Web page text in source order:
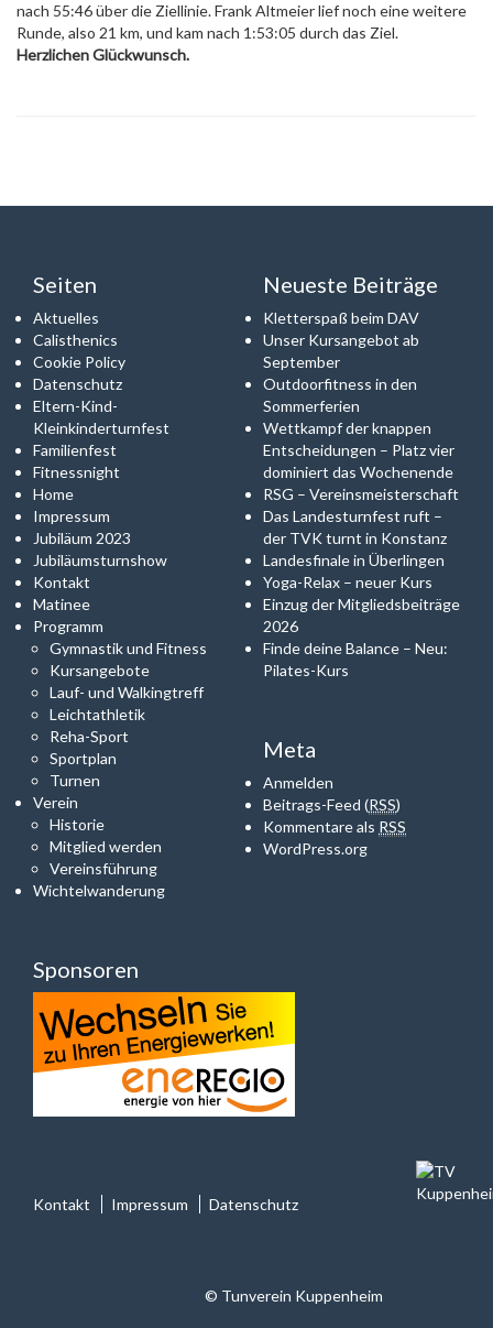
nach 55:46 über die Ziellinie. Frank Altmeier lief noch eine weitere
Runde, also 21 km, und kam nach 1:53:05 durch das Ziel.
Herzlichen Glückwunsch.
Seiten
Aktuelles
Calisthenics
Cookie Policy
Datenschutz
Eltern-Kind-
Kleinkinderturnfest
Familienfest
Fitnessnight
Home
Impressum
Jubiläum 2023
Jubiläumsturnshow
Kontakt
Matinee
Programm
Gymnastik und Fitness
Kursangebote
Lauf- und Walkingtreff
Leichtathletik
Reha-Sport
Sportplan
Turnen
Verein
Historie
Mitglied werden
Vereinsführung
Wichtelwanderung
Neueste Beiträge
Kletterspaß beim DAV
Unser Kursangebot ab
September
Outdoorfitness in den
Sommerferien
Wettkampf der knappen
Entscheidungen – Platz vier
dominiert das Wochenende
RSG – Vereinsmeisterschaft
Das Landesturnfest ruft –
der TVK turnt in Konstanz
Landesfinale in Überlingen
Yoga-Relax – neuer Kurs
Einzug der Mitgliedsbeiträge
2026
Finde deine Balance – Neu:
Pilates-Kurs
Meta
Anmelden
Beitrags-Feed (RSS)
Kommentare als RSS
WordPress.org
Sponsoren
Kontakt Impressum Datenschutz
© Tunverein Kuppenheim